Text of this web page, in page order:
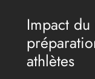
Impact
athlètes